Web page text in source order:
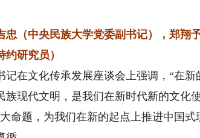
（中央民族大学党委副书记），郑翔
研究员）
文化传承发展座谈会上强调，“在新
族现代文明，是我们在新时代新的文化
命题，为我们在新的起点上推进中国